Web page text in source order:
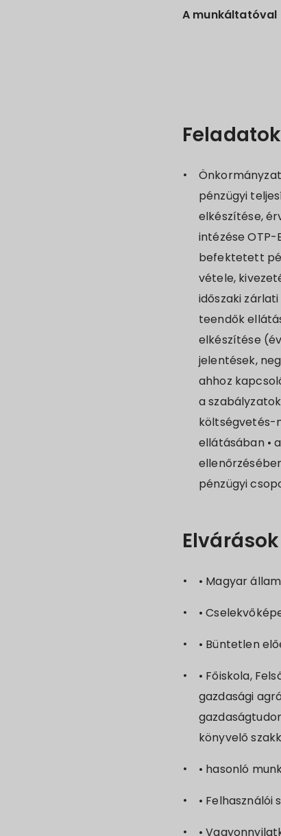
A
Feladatok
pénzügyi
elkészítése,
intézése OTP-
befektetett
vétele,
időszaki
teendők
elkészítése
jelentések,
ahhoz
a
költségvetés-
ellátásában •
pénzügyi
Elvárások
• Magyar
•
• Büntetlen
• Főiskola,
gazdasági
könyvelő
• hasonló
• Felhasználói
•